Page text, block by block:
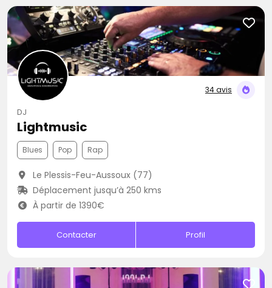
34 avis
DJ
Lightmusic
Blues Pop Rap
Le Plessis-Feu-Aussoux (77)
Déplacement jusqu’à 250 kms
À partir de 1390€
Contacter Profil